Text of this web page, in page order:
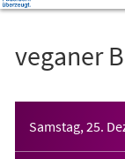
veganer
Samstag, 25.